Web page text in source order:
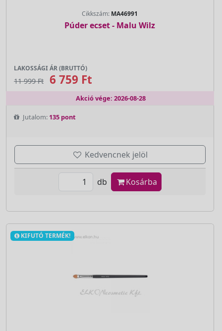
Cikkszám: MA46991
Púder ecset - Malu Wilz
LAKOSSÁGI ÁR (BRUTTÓ)
11 999 Ft 6 759 Ft
Akció vége: 2026-08-28
Jutalom: 135 pont
Kedvencnek jelöl
db Kosárba
KIFUTÓ TERMÉK!